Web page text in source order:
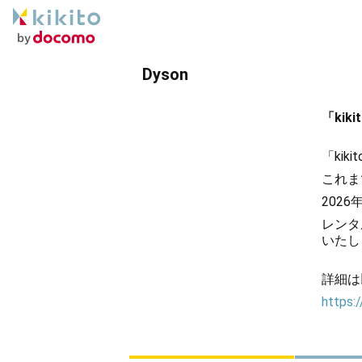
Dyson
「
「
これ
2026
レン
いた
詳細